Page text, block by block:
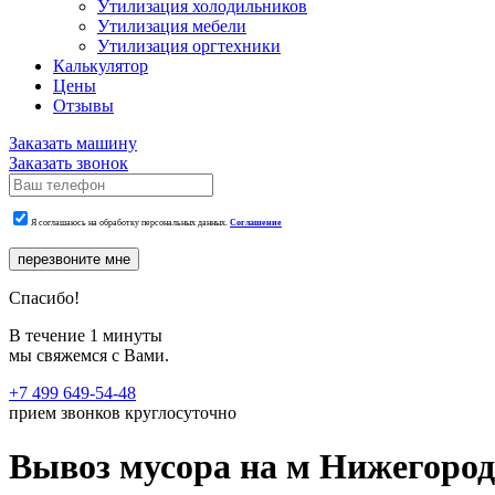
Утилизация холодильников
Утилизация мебели
Утилизация оргтехники
Калькулятор
Цены
Отзывы
Заказать машину
Заказать звонок
Я соглашаюсь на обработку персональных данных. Соглашение
перезвоните мне
Спасибо!
В течение 1 минуты
мы свяжемся с Вами.
+7 499 649-54-48
прием звонков круглосуточно
Вывоз мусора на м